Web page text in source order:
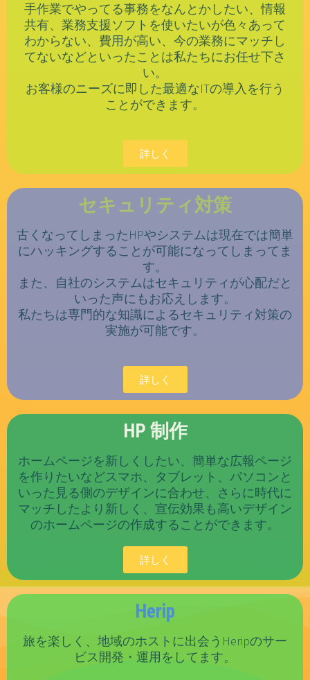
手作業でやってる事務をなんとかしたい、情報
共有、業務支援ソフトを使いたいが色々あって
わからない、費用が高い、今の業務にマッチし
てないなどといったことは私たちにお任せ下さ
い。
お客様のニーズに即した最適なITの導入を行う
ことができます。
詳しく
セキュリティ対策
古くなってしまったHPやシステムは現在では簡単
にハッキングすることが可能になってしまってま
す。
また、自社のシステムはセキュリティが心配だと
いった声にもお応えします。
私たちは専門的な知識によるセキュリティ対策の
実施が可能です。
詳しく
HP 制作
ホームページを新しくしたい、簡単な広報ページ
を作りたいなどスマホ、タブレット、パソコンと
いった見る側のデザインに合わせ、さらに時代に
マッチしたより新しく、宣伝効果も高いデザイン
のホームページの作成することができます。
詳しく
Herip
旅を楽しく、地域のホストに出会うHeripのサー
ビス開発・運用をしてます。